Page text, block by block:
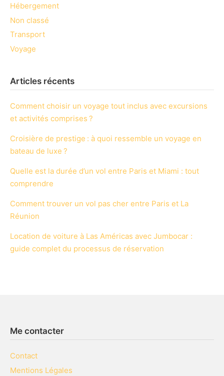
Hébergement
Non classé
Transport
Voyage
Articles récents
Comment choisir un voyage tout inclus avec excursions
et activités comprises ?
Croisière de prestige : à quoi ressemble un voyage en
bateau de luxe ?
Quelle est la durée d’un vol entre Paris et Miami : tout
comprendre
Comment trouver un vol pas cher entre Paris et La
Réunion
Location de voiture à Las Américas avec Jumbocar :
guide complet du processus de réservation
Me contacter
Contact
Mentions Légales